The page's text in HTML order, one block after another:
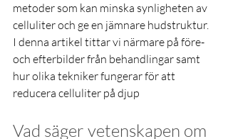
metoder som kan minska synligheten av
celluliter och ge en jämnare hudstruktur.
I denna artikel tittar vi närmare på före-
och efterbilder från behandlingar samt
hur olika tekniker fungerar för att
reducera celluliter på djup
Vad säger vetenskapen om